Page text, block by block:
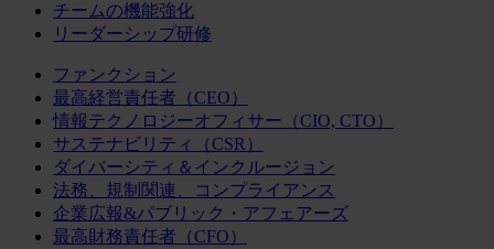
チームの機能強化
リーダーシップ研修
ファンクション
最高経営責任者（CEO）
情報テクノロジーオフィサー（CIO, CTO）
サステナビリティ（CSR）
ダイバーシティ＆インクルージョン
法務、規制関連、コンプライアンス
企業広報&パブリック・アフェアーズ
最高財務責任者（CFO）